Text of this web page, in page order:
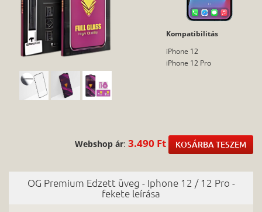
Kompatibilitás
iPhone 12
iPhone 12 Pro
Webshop ár: 3.490 Ft KOSÁRBA TESZEM
OG Premium Edzett üveg - Iphone 12 / 12 Pro -
fekete leírása